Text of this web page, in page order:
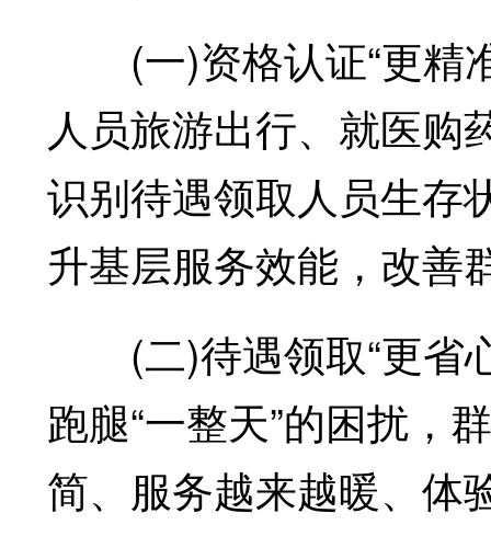
(一)资格认证“更精
人员旅游出行、就医购
识别待遇领取人员生存
升基层服务效能，改善
(二)待遇领取“更省
跑腿“一整天”的困扰，
简、服务越来越暖、体